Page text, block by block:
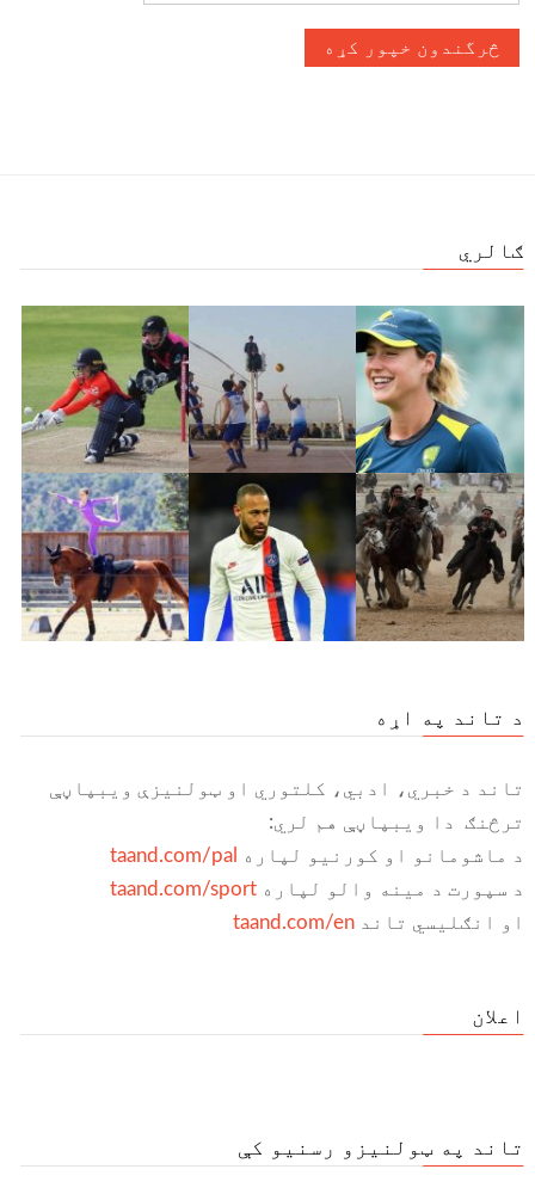
ګالري
د تاند په اړه
تاند د خبري، ادبي، کلتوري او ټولنیزې ویبپاڼې
ترڅنګ دا ویبپاڼې هم لري:
د ماشومانو او کورنیو لپاره
taand.com/pal
د سپورت د مینه والو لپارهtaand.com/sport
او انګلیسي تاندtaand.com/en
اعلان
تاند په ټولنیزو رسنیو کې